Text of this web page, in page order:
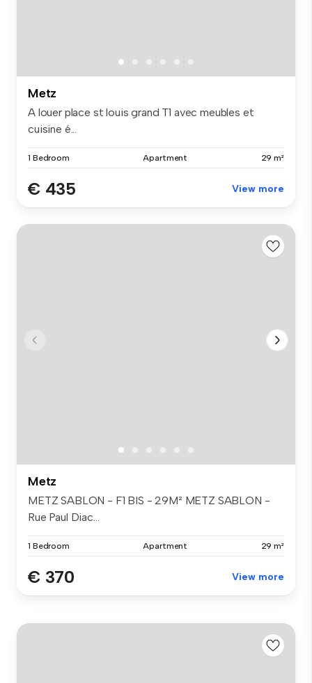
Metz
A louer place st louis grand T1 avec meubles et
cuisine é...
1 Bedroom Apartment 29 m²
€ 435 View more
Metz
METZ SABLON - F1 BIS - 29M² METZ SABLON -
Rue Paul Diac...
1 Bedroom Apartment 29 m²
€ 370 View more